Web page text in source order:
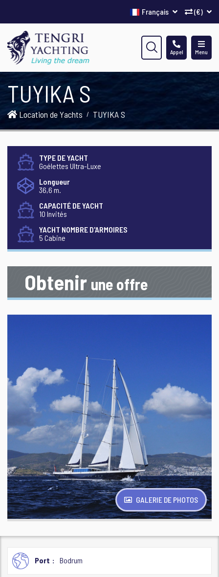
(€)
Français
Menu
Appel
TUYIKA S
Location de Yachts TUYIKA S
TYPE DE YACHT
Goélettes Ultra-Luxe
Longueur
36,6 m.
CAPACITÉ DE YACHT
10 Invités
YACHT NOMBRE D'ARMOIRES
5 Cabine
Obtenir une offre
GALERIE DE PHOTOS
Port Bodrum